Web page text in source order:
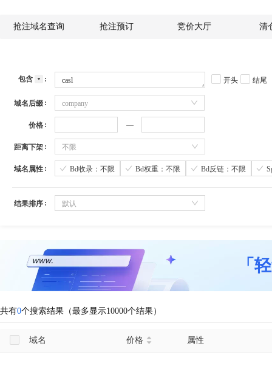
抢注域名查询 抢注预订 竞价大厅 清
包含 开头 结尾
域名后缀 company
价格
距离下架 不限
域名属性 Bd收录：不限 Bd权重：不限 Bd反链：不限
结果排序 默认
「
共有0个搜索结果（最多显示10000个结果）
域名 价格 属性